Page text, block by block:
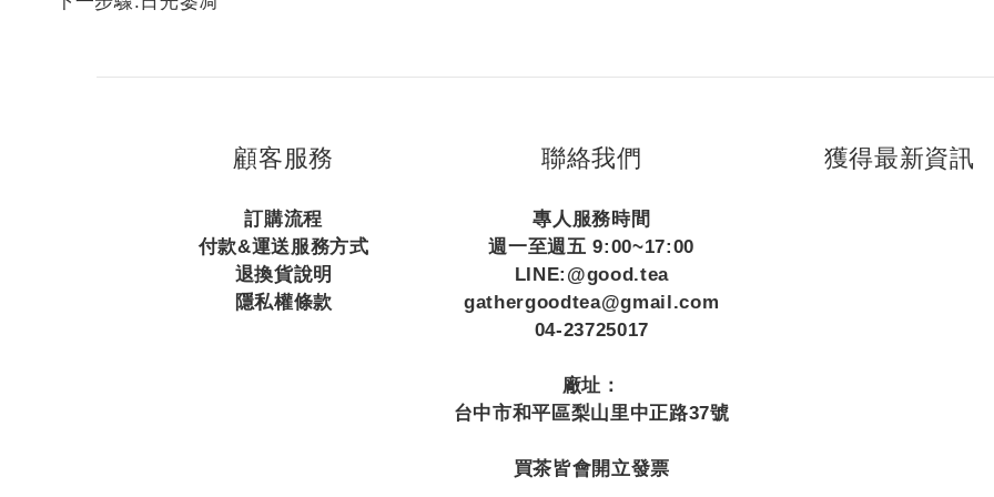
顧客服務
訂購流程
付款&運送服務方式
退換貨說明
隱私權條款
聯絡我們
專人服務時間
週一至週五 9:00~17:00
LINE:@good.tea
gathergoodtea@gmail.com
04-23725017
廠址：
台中市和平區梨山里中正路37號
買茶皆會開立發票
獲得最新資訊